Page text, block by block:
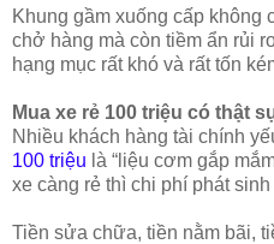
Khung gầm xuống cấp không
chở hàng mà còn tiềm ẩn rủi
hạng mục rất khó và rất tốn
Mua xe rẻ 100 triệu có thật
Nhiều khách hàng tài chính
100 triệu là “liệu cơm gắp
xe càng rẻ thì chi phí phát
Tiền sửa chữa, tiền nằm bãi,